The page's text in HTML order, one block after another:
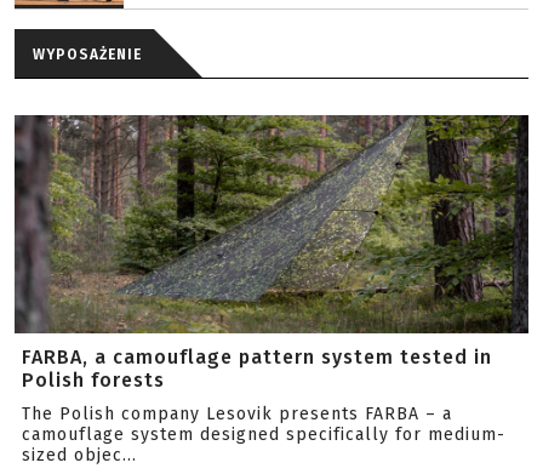
WYPOSAŻENIE
FARBA, a camouflage pattern system tested in
Polish forests
The Polish company Lesovik presents FARBA – a
camouflage system designed specifically for medium-
sized objec...